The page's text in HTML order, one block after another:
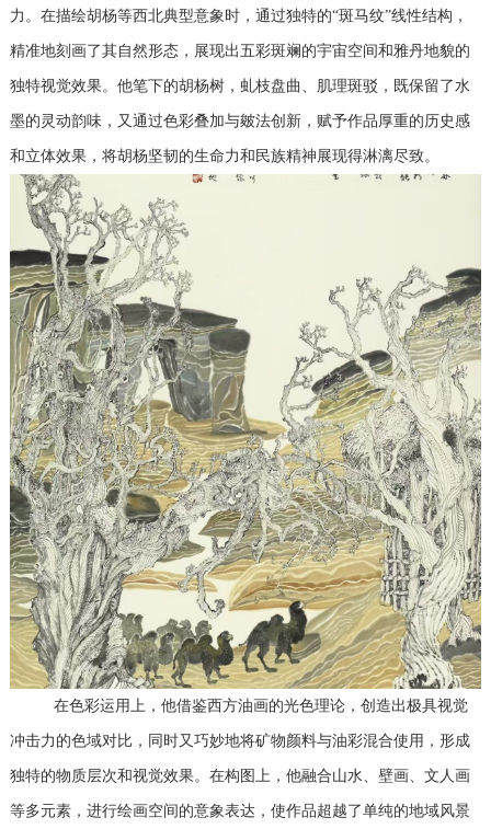
力。在描绘胡杨等西北典型意象时，通过独特的“斑马纹”线性结构，
精准地刻画了其自然形态，展现出五彩斑斓的宇宙空间和雅丹地貌的
独特视觉效果。他笔下的胡杨树，虬枝盘曲、肌理斑驳，既保留了水
墨的灵动韵味，又通过色彩叠加与皴法创新，赋予作品厚重的历史感
和立体效果，将胡杨坚韧的生命力和民族精神展现得淋漓尽致。
在色彩运用上，他借鉴西方油画的光色理论，创造出极具视觉
冲击力的色域对比，同时又巧妙地将矿物颜料与油彩混合使用，形成
独特的物质层次和视觉效果。在构图上，他融合山水、壁画、文人画
等多元素，进行绘画空间的意象表达，使作品超越了单纯的地域风景